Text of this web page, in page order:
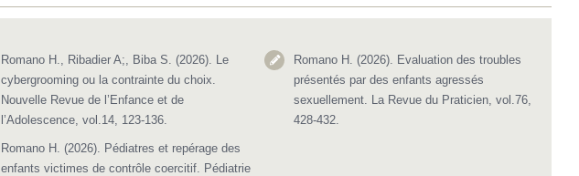
Romano H., Ribadier A;, Biba S. (2026). Le
cybergrooming ou la contrainte du choix.
Nouvelle Revue de l’Enfance et de
l’Adolescence, vol.14, 123-136.
Romano H. (2026). Evaluation des troubles
présentés par des enfants agressés
sexuellement. La Revue du Praticien, vol.76,
428-432.
Romano H. (2026). Pédiatres et repérage des
enfants victimes de contrôle coercitif. Pédiatrie